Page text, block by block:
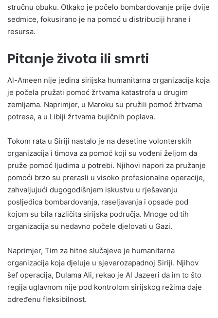
stručnu obuku. Otkako je počelo bombardovanje prije dvije
sedmice, fokusirano je na pomoć u distribuciji hrane i
resursa.
Pitanje života ili smrti
Al-Ameen nije jedina sirijska humanitarna organizacija koja
je počela pružati pomoć žrtvama katastrofa u drugim
zemljama. Naprimjer, u Maroku su pružili pomoć žrtvama
potresa, a u Libiji žrtvama bujičnih poplava.
Tokom rata u Siriji nastalo je na desetine volonterskih
organizacija i timova za pomoć koji su vođeni željom da
pruže pomoć ljudima u potrebi. Njihovi napori za pružanje
pomoći brzo su prerasli u visoko profesionalne operacije,
zahvaljujući dugogodišnjem iskustvu u rješavanju
posljedica bombardovanja, raseljavanja i opsade pod
kojom su bila različita sirijska područja. Mnoge od tih
organizacija su nedavno počele djelovati u Gazi.
Naprimjer, Tim za hitne slučajeve je humanitarna
organizacija koja djeluje u sjeverozapadnoj Siriji. Njihov
šef operacija, Dulama Ali, rekao je Al Jazeeri da im to što
regija uglavnom nije pod kontrolom sirijskog režima daje
određenu fleksibilnost.